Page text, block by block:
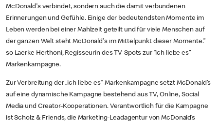
McDonald's verbindet, sondern auch die damit verbundenen
Erinnerungen und Gefühle. Einige der bedeutendsten Momente im
Leben werden bei einer Mahlzeit geteilt und für viele Menschen auf
der ganzen Welt steht McDonald's im Mittelpunkt dieser Momente.”
so Laerke Herthoni, Regisseurin des TV-Spots zur “ich liebe es”
Markenkampagne.
Zur Verbreitung der „ich liebe es“-Markenkampagne setzt McDonald’s
auf eine dynamische Kampagne bestehend aus TV, Online, Social
Media und Creator-Kooperationen. Verantwortlich für die Kampagne
ist Scholz & Friends, die Marketing-Leadagentur von McDonald’s